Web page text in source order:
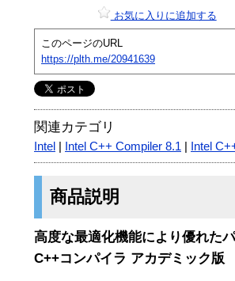
お気に入りに追加する
このページのURL
https://plth.me/20941639
関連カテゴリ
Intel Intel C++ Compiler 8.1 Intel
商品説明
高度な最適化機能により優れた
C++コンパイラ アカデミック版